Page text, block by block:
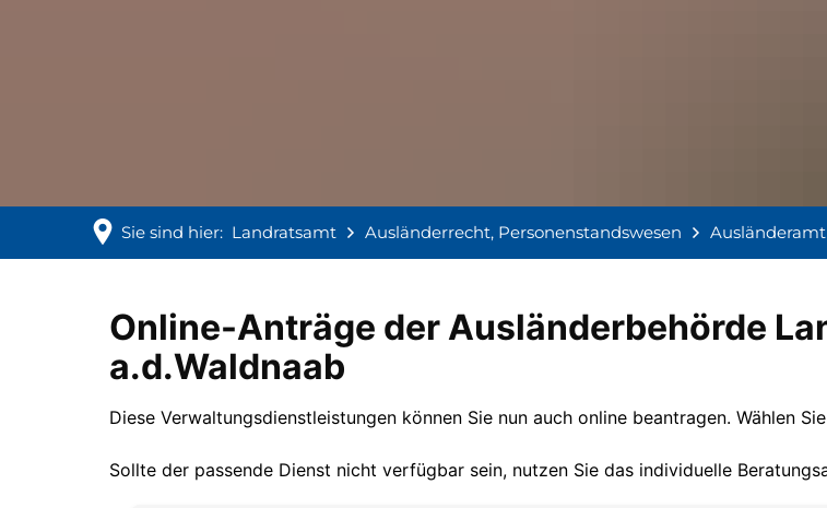
Sie sind hier: Landratsamt Ausländerrecht, Personenstandswesen Ausländeramt
Online-Anträge Ausländeramt